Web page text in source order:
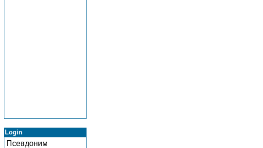
Login
Псевдоним